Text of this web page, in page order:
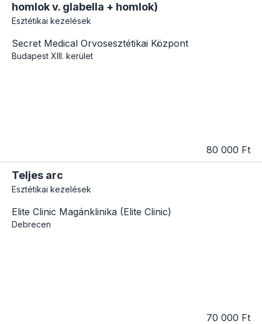
homlok v. glabella + homlok)
Esztétikai kezelések
Secret Medical Orvosesztétikai Központ
Budapest XIII. kerület
80 000 Ft
Teljes arc
Esztétikai kezelések
Elite Clinic Magánklinika (Elite Clinic)
Debrecen
70 000 Ft